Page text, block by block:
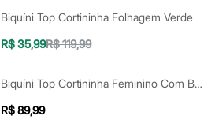
Biquíni Top Cortininha Folhagem Verde
R$ 35,99R$ 119,99
Biquíni Top Cortininha Feminino Com Bojo Amarelo
R$ 89,99